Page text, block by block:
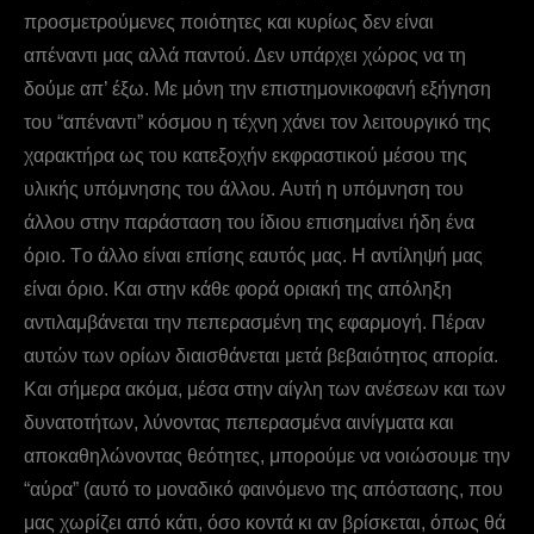
προσμετρούμενες ποιότητες και κυρίως δεν είναι
απέναντι μας αλλά παντού. Δεν υπάρχει χώρος να τη
δούμε απ’ έξω. Με μόνη την επιστημονικοφανή εξήγηση
του “απέναντι” κόσμου η τέχνη χάνει τον λειτουργικό της
χαρακτήρα ως του κατεξοχήν εκφραστικού μέσου της
υλικής υπόμνησης του άλλου. Aυτή η υπόμνηση του
άλλου στην παράσταση του ίδιου επισημαίνει ήδη ένα
όριο. Tο άλλο είναι επίσης εαυτός μας. H αντίληψή μας
είναι όριο. Και στην κάθε φορά οριακή της απόληξη
αντιλαμβάνεται την πεπερασμένη της εφαρμογή. Πέραν
αυτών των ορίων διαισθάνεται μετά βεβαιότητος απορία.
Kαι σήμερα ακόμα, μέσα στην αίγλη των ανέσεων και των
δυνατοτήτων, λύνοντας πεπερασμένα αινίγματα και
αποκαθηλώνοντας θεότητες, μπορούμε να νοιώσουμε την
“αύρα” (αυτό το μοναδικό φαινόμενο της απόστασης, που
μας χωρίζει από κάτι, όσο κοντά κι αν βρίσκεται, όπως θά